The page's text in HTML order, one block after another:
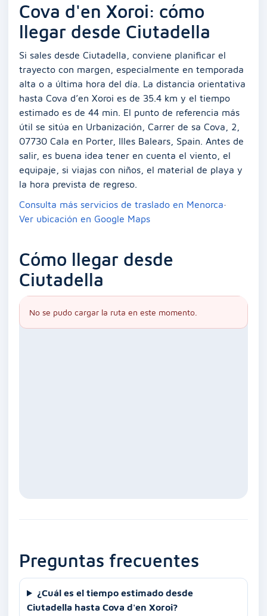
Cova d'en Xoroi: cómo
llegar desde Ciutadella
Si sales desde Ciutadella, conviene planificar el
trayecto con margen, especialmente en temporada
alta o a última hora del día. La distancia orientativa
hasta Cova d’en Xoroi es de 35.4 km y el tiempo
estimado es de 44 min. El punto de referencia más
útil se sitúa en Urbanización, Carrer de sa Cova, 2,
07730 Cala en Porter, Illes Balears, Spain. Antes de
salir, es buena idea tener en cuenta el viento, el
equipaje, si viajas con niños, el material de playa y
la hora prevista de regreso.
Consulta más servicios de traslado en Menorca·
Ver ubicación en Google Maps
Cómo llegar desde
Ciutadella
No se pudo cargar la ruta en este momento.
Preguntas frecuentes
¿Cuál es el tiempo estimado desde
Ciutadella hasta Cova d'en Xoroi?